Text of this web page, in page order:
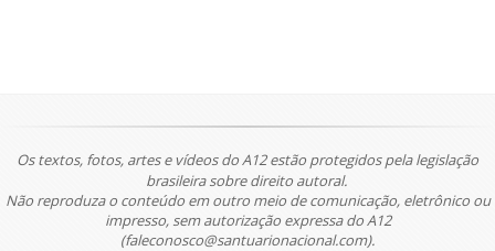
Os textos, fotos, artes e vídeos do A12 estão protegidos pela legislação
brasileira sobre direito autoral.
Não reproduza o conteúdo em outro meio de comunicação, eletrônico ou
impresso, sem autorização expressa do A12
(faleconosco@santuarionacional.com).